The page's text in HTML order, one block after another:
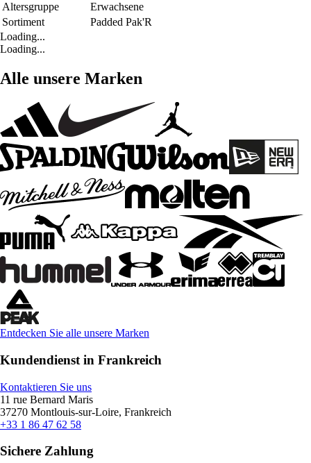
Altersgruppe
Erwachsene
Sortiment
Padded Pak'R
Loading...
Loading...
Alle unsere Marken
Entdecken Sie alle unsere Marken
Kundendienst in Frankreich
Kontaktieren Sie uns
11 rue Bernard Maris
37270 Montlouis-sur-Loire, Frankreich
+33 1 86 47 62 58
Sichere Zahlung